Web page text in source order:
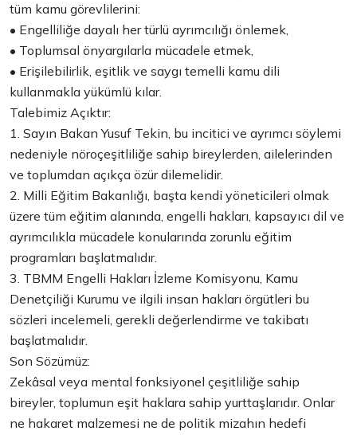
tüm kamu görevlilerini:
• Engelliliğe dayalı her türlü ayrımcılığı önlemek,
• Toplumsal önyargılarla mücadele etmek,
• Erişilebilirlik, eşitlik ve saygı temelli kamu dili
kullanmakla yükümlü kılar.
Talebimiz Açıktır:
1. Sayın Bakan Yusuf Tekin, bu incitici ve ayrımcı söylemi
nedeniyle nöroçeşitliliğe sahip bireylerden, ailelerinden
ve toplumdan açıkça özür dilemelidir.
2. Milli Eğitim Bakanlığı, başta kendi yöneticileri olmak
üzere tüm eğitim alanında, engelli hakları, kapsayıcı dil ve
ayrımcılıkla mücadele konularında zorunlu eğitim
programları başlatmalıdır.
3. TBMM Engelli Hakları İzleme Komisyonu, Kamu
Denetçiliği Kurumu ve ilgili insan hakları örgütleri bu
sözleri incelemeli, gerekli değerlendirme ve takibatı
başlatmalıdır.
Son Sözümüz:
Zekâsal veya mental fonksiyonel çeşitliliğe sahip
bireyler, toplumun eşit haklara sahip yurttaşlarıdır. Onlar
ne hakaret malzemesi ne de politik mizahın hedefi